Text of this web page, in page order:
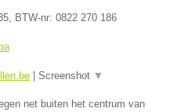
, BTW-nr: 0822 270 186
| Screenshot ▼
net buiten het centrum van